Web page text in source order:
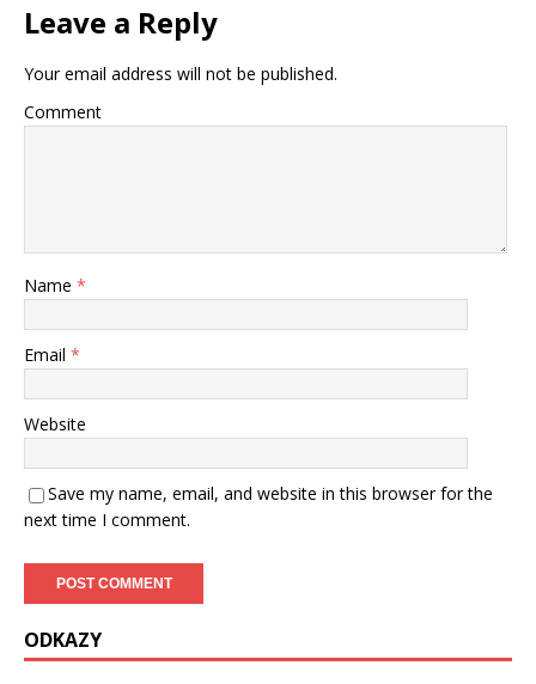
Leave a Reply
Your email address will not be published.
Comment
Name *
Email *
Website
Save my name, email, and website in this browser for the
next time I comment.
ODKAZY